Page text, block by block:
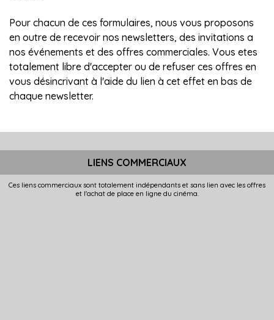
Pour chacun de ces formulaires, nous vous proposons
en outre de recevoir nos newsletters, des invitations a
nos événements et des offres commerciales. Vous etes
totalement libre d'accepter ou de refuser ces offres en
vous désincrivant à l'aide du lien à cet effet en bas de
chaque newsletter.
LIENS COMMERCIAUX
Ces liens commerciaux sont totalement indépendants et sans lien avec les offres
et l'achat de place en ligne du cinéma.